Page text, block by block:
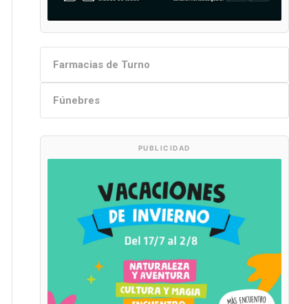
Farmacias de Turno
Fúnebres
PUBLICIDAD